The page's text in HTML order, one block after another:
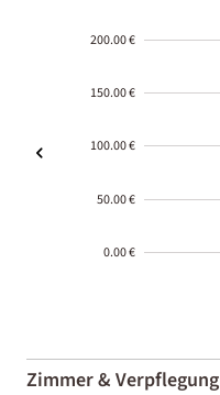
200.00 €
150.00 €
100.00 €
50.00 €
0.00 €
01-02
Zimmer & Verpflegung